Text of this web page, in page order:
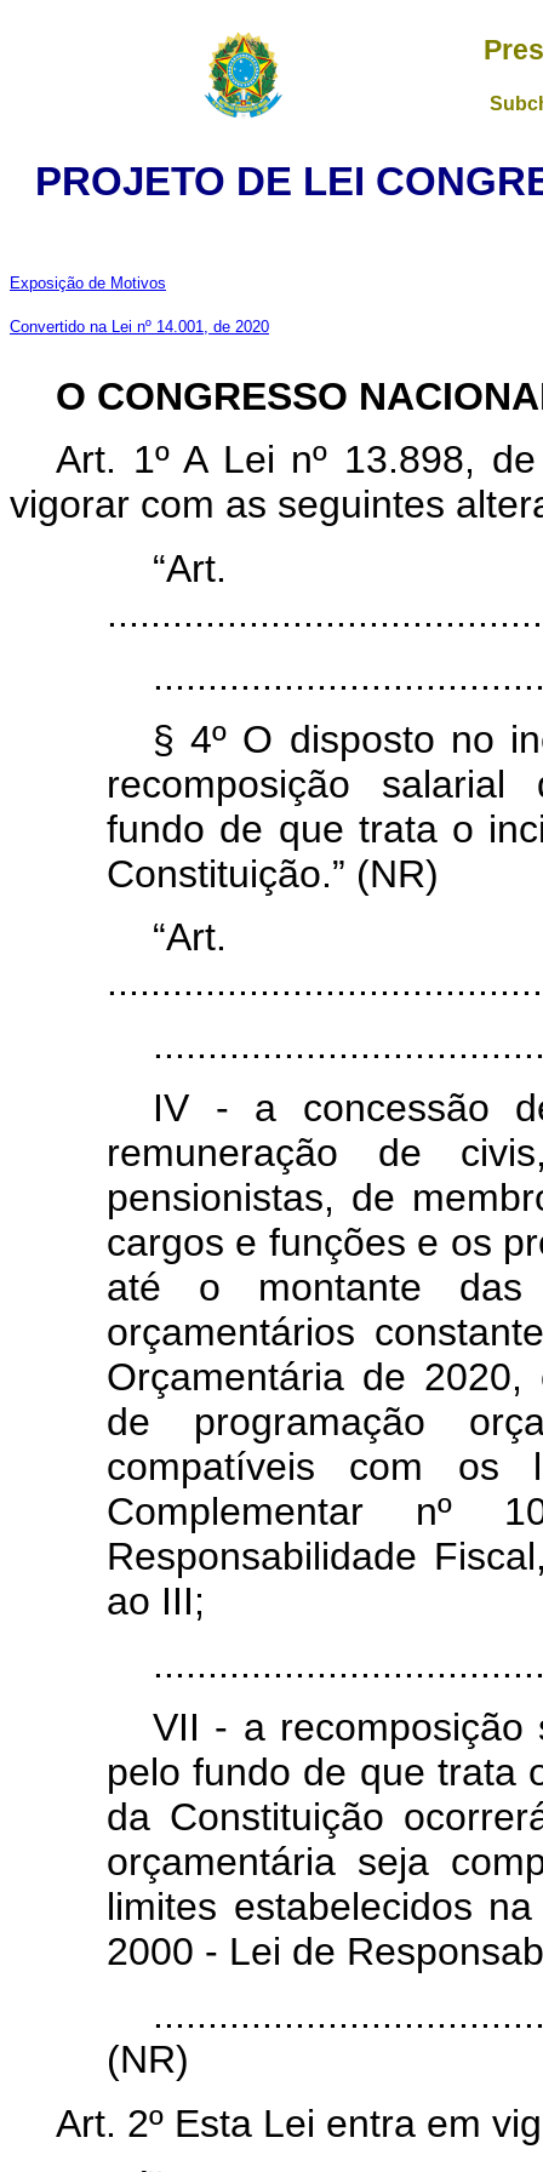
PROJETO DE LEI
Exposição de Motivos
Convertido na Lei nº 14.001, de 2020
O CONGRESSO
Art. 1º A Lei nº 13.898,
vigorar com as seguintes
§ 4º O disposto no
recomposição
fundo de que trata o
Constituição.” (NR)
IV - a concessão
remuneração de
pensionistas, de
cargos e funções e os
até o montante das
orçamentários
Orçamentária de
de programação
compatíveis com os
Complementar
Responsabilidade
ao III;
VII - a recomposição
pelo fundo de que trata
da Constituição
orçamentária seja
limites estabelecidos
2000 - Lei de
(NR)
Art. 2º Esta Lei entra em